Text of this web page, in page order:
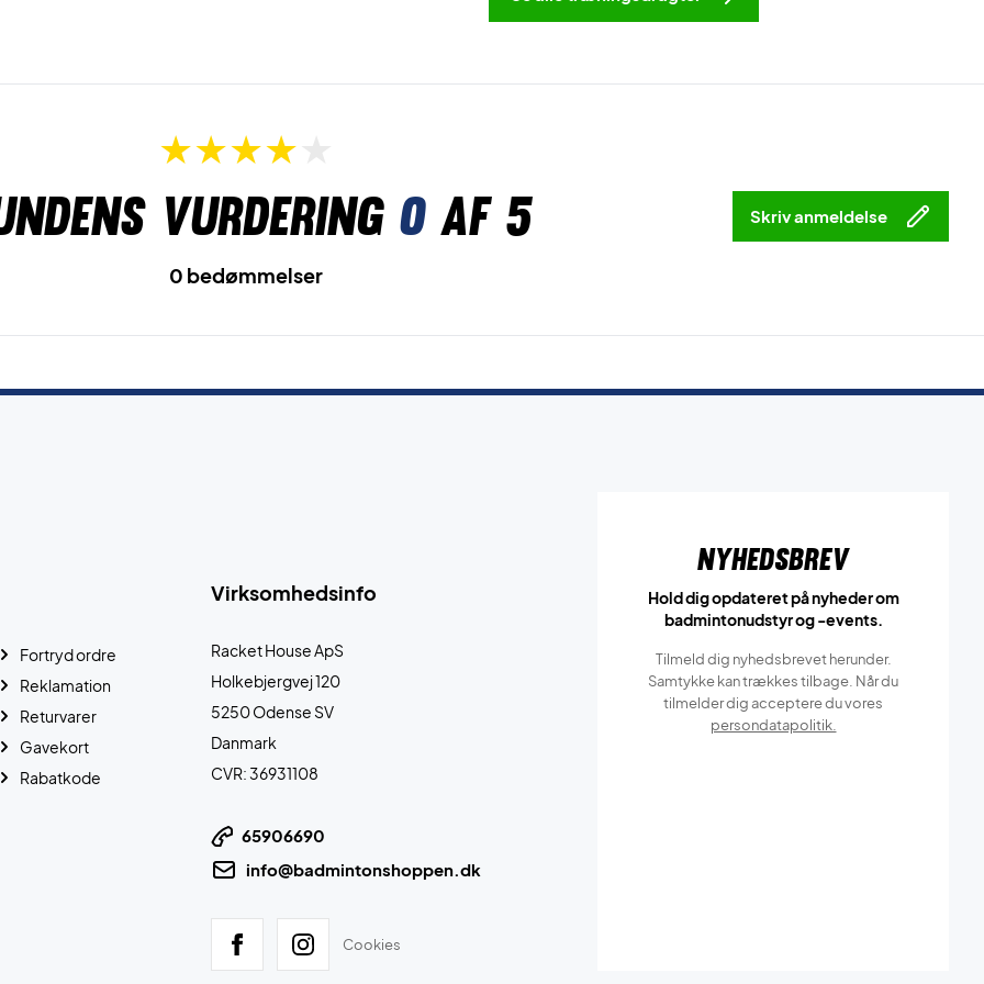
vurdering 0af 5 Skriv anmeldelse
0 bedømmelser
Virksomhedsinfo
Racket House ApS
Holkebjergvej 120
5250 Odense SV
Danmark
CVR: 36931108
65906690
info@badmintonshoppen.dk
Cookies
Fortryd ordre
Reklamation
Returvarer
Gavekort
Rabatkode
Nyhedsbrev
Hold dig opdateret på nyheder om
badmintonudstyr og -events.
Tilmeld dig nyhedsbrevet herunder.
Samtykke kan trækkes tilbage. Når du
tilmelder dig acceptere du vores
persondatapolitik.